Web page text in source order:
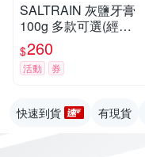
SALTRAIN 灰鹽牙膏
100g 多款可選(經典
薄荷/低氟淨護/積雪草
修護/清恬香檸/強效薄
荷)
$260
活動 券
快速到貨 有現貨